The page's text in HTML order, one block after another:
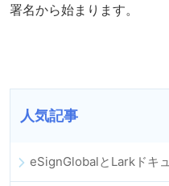
署名から始まります。
人気記事